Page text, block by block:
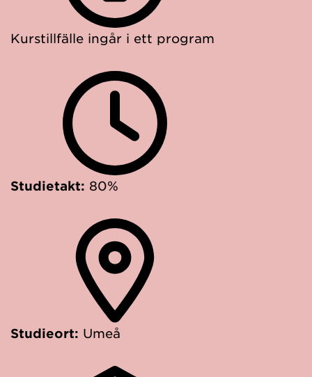
Kurstillfälle ingår i ett program
Studietakt: 80%
Studieort: Umeå